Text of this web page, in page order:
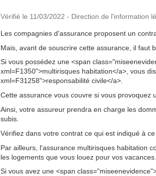
Vérifié le 11/03/2022 - Direction de l'information
Les compagnies d'assurance proposent un
Mais, avant de souscrire cette assurance, il faut
Si vous possédez une <span
xml=F1350">multirisques habitation</a>, vous
xml=F31258">responsabilité civile</a>.
Cette assurance vous couvre si vous provoquez
Ainsi, votre assureur prendra en charge les
subis.
Vérifiez dans votre contrat ce qui est indiqué à ce
Par ailleurs, l'assurance multirisques habitation
les logements que vous louez pour vos vacances.
Si vous avez une <span